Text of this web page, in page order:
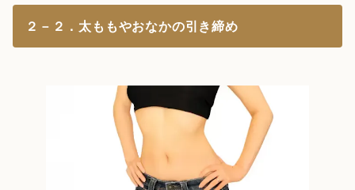
２－２．太ももやおなかの引き締め